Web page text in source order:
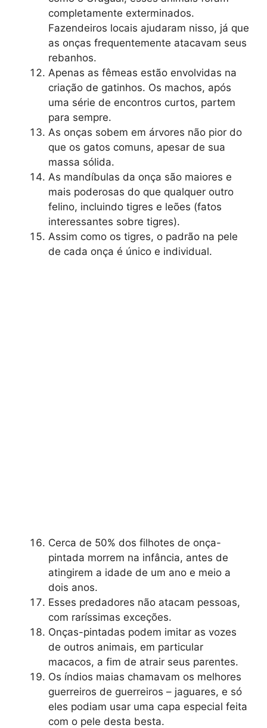
completamente exterminados.
Fazendeiros locais ajudaram nisso, já que
as onças frequentemente atacavam seus
rebanhos.
Apenas as fêmeas estão envolvidas na
criação de gatinhos. Os machos, após
uma série de encontros curtos, partem
para sempre.
As onças sobem em árvores não pior do
que os gatos comuns, apesar de sua
massa sólida.
As mandíbulas da onça são maiores e
mais poderosas do que qualquer outro
felino, incluindo tigres e leões (fatos
interessantes sobre tigres).
Assim como os tigres, o padrão na pele
de cada onça é único e individual.
Cerca de 50% dos filhotes de onça-
pintada morrem na infância, antes de
atingirem a idade de um ano e meio a
dois anos.
Esses predadores não atacam pessoas,
com raríssimas exceções.
Onças-pintadas podem imitar as vozes
de outros animais, em particular
macacos, a fim de atrair seus parentes.
Os índios maias chamavam os melhores
guerreiros de guerreiros – jaguares, e só
eles podiam usar uma capa especial feita
com o pele desta besta.